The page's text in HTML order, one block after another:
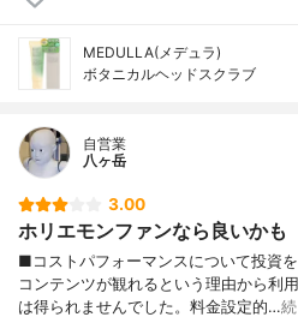
MEDULLA(メデュラ)
ボタニカルヘッドスクラブ
自営業
八ヶ岳
3.00
ホリエモンファンなら良いかも
■コストパフォーマンスについて投資
コンテンツが観れるという理由から利
は得られませんでした。料金設定的…